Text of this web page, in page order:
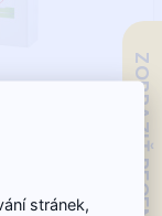
ZOBRAZIŤ RECENZIE
inhibítorov
stránek,